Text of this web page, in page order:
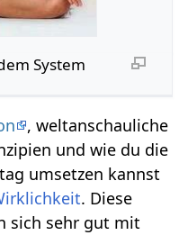
System
, weltanschauliche
und wie du die
umsetzen kannst
. Diese
sich sehr gut mit